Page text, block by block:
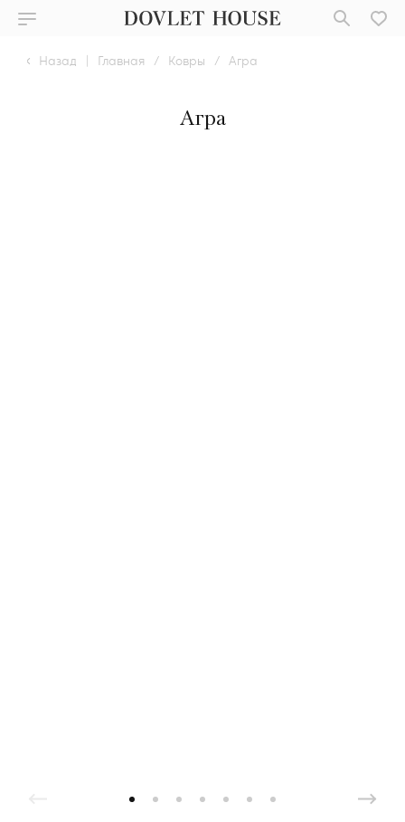
Назад | Главная / Ковры / Агра
Агра